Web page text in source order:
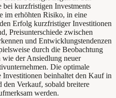
bei kurzfristigen Investments
im erhöhten Risiko, in eine
Erfolg kurzfristiger Investitionen
Preisunterschiede zwischen
und Entwicklungstendenzen
durch die Beobachtung
der Ansiedlung neuer
Die optimale
beinhaltet den Kauf in
Verkauf, sobald breitere
werden.